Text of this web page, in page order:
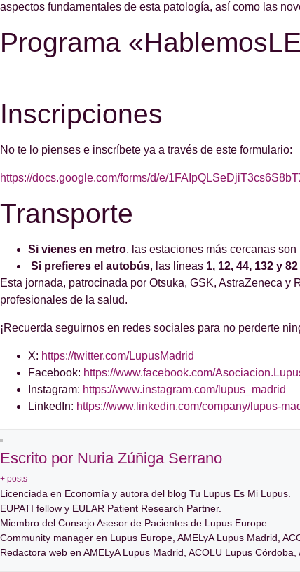
aspectos fundamentales de esta patología, así como las
Programa
Inscripciones
No te lo pienses e inscríbete ya a través de este formulario:
https://docs.google.com/forms/d/e/
Transporte
Si vienes en metro, las estaciones más cercanas son
Si prefieres el autobús, las líneas 1, 12, 44, 132 y 82
Esta jornada, patrocinada por Otsuka, GSK, AstraZeneca
profesionales de la salud.
¡Recuerda seguirnos en redes sociales para no perderte
X: https://twitter.com/LupusMadrid
Facebook: https://www.facebook.com/
Instagram: https://www.instagram.com/lupus_madrid
LinkedIn: https://www.linkedin.com/company/lupus-
Escrito por Nuria Zúñiga Serrano
+ posts
Licenciada en Economía y autora del blog Tu Lupus Es Mi Lupus.
EUPATI fellow y EULAR Patient Research Partner.
Miembro del Consejo Asesor de Pacientes de Lupus Europe.
Community manager en Lupus Europe, AMELyA Lupus Madrid,
Redactora web en AMELyA Lupus Madrid, ACOLU Lupus Córdoba,